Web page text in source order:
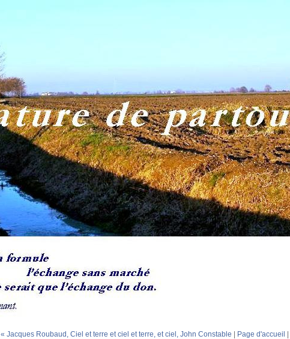
« Jacques Roubaud, Ciel et terre et ciel et terre, et ciel, John Constable Page d'accueil